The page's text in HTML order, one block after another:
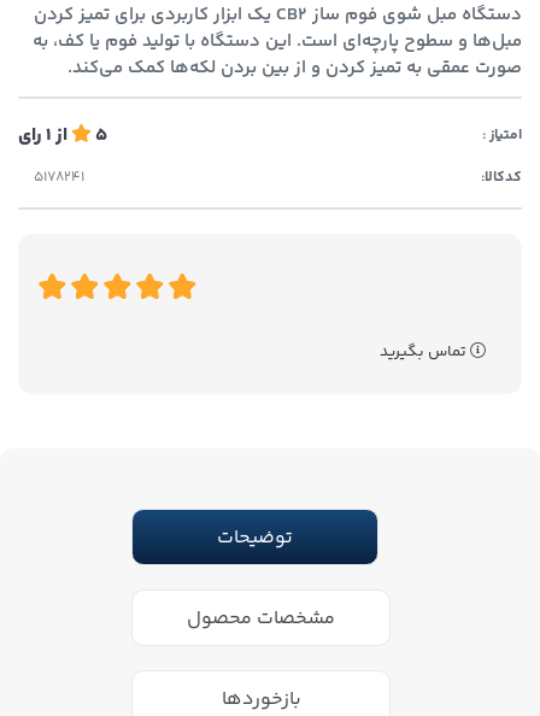
دستگاه مبل شوی فوم ساز CB2 یک ابزار کاربردی برای تمیز کردن
مبل‌ها و سطوح پارچه‌ای است. این دستگاه با تولید فوم یا کف، به
صورت عمقی به تمیز کردن و از بین بردن لکه‌ها کمک می‌کند.
امتیاز : 5 از1رای
کدکالا:
تماس بگیرید
توضیحات
مشخصات محصول
بازخوردها